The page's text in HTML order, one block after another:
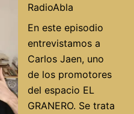
izquierda,
debate
RadioAbla
En este episodio
entrevistamos a
Carlos Jaen, uno
de los promotores
del espacio EL
GRANERO. Se trata